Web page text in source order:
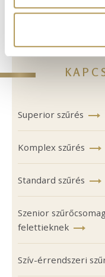
Ön által használt
Superior szűrés
Komplex szűrés
Standard szűrés
Szenior
felettieknek
Szív-érrendszeri